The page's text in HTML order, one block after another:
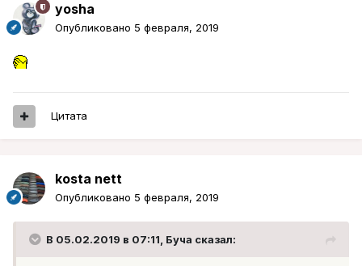
yosha
Опубликовано 5 февраля, 2019
Цитата
kosta nett
Опубликовано 5 февраля, 2019
В 05.02.2019 в 07:11, Буча сказал: